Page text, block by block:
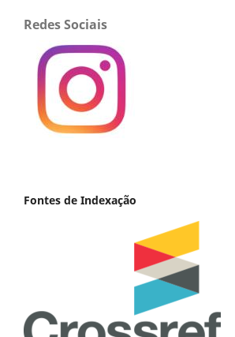
Redes Sociais
Fontes de Indexação